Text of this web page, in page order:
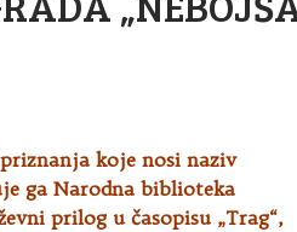
koje nosi naziv
ga Narodna biblioteka
prilog u časopisu „Trag“,